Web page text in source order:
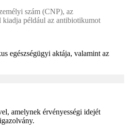
szám (CNP), az
kiadja például az antibiotikumot
egészségügyi aktája, valamint az
amelynek érvényességi idejét